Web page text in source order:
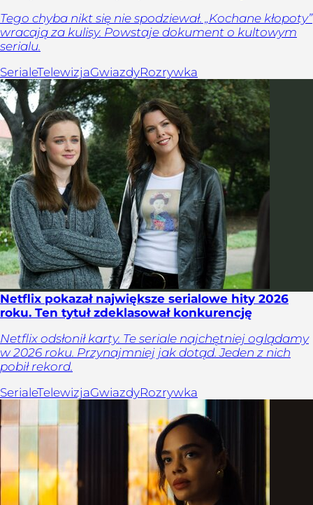
Tego chyba nikt się nie spodziewał. „Kochane kłopoty”
wracają za kulisy. Powstaje dokument o kultowym
serialu.
SerialeTelewizjaGwiazdyRozrywka
Netflix pokazał największe serialowe hity 2026
roku. Ten tytuł zdeklasował konkurencję
Netflix odsłonił karty. Te seriale najchętniej oglądamy
w 2026 roku. Przynajmniej jak dotąd. Jeden z nich
pobił rekord.
SerialeTelewizjaGwiazdyRozrywka